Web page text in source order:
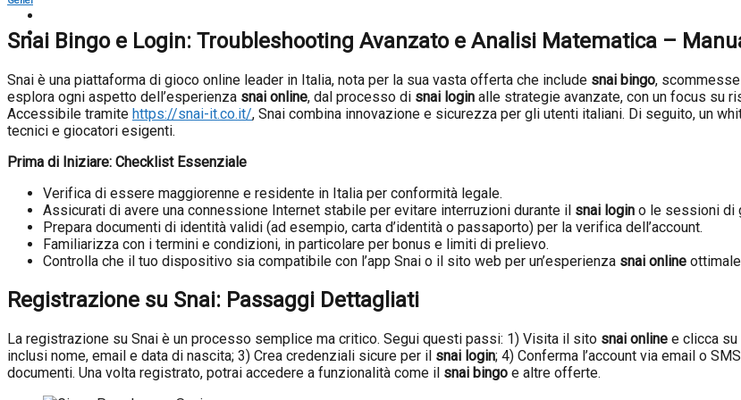
Snai Bingo e Login: Troubleshooting Avanzato e Analisi Matematica –
Snai è una piattaforma di gioco online leader in Italia, nota per la sua vasta offerta che include snai bingo,
esplora ogni aspetto dell’esperienza snai online, dal processo di snai login alle strategie avanzate, con un focus su
Accessibile tramite https://snai-it.co.it/, Snai combina innovazione e sicurezza per gli utenti italiani. Di seguito, un
tecnici e giocatori esigenti.
Prima di Iniziare: Checklist Essenziale
Verifica di essere maggiorenne e residente in Italia per conformità legale.
Assicurati di avere una connessione Internet stabile per evitare interruzioni durante il snai login o le sessioni di
Prepara documenti di identità validi (ad esempio, carta d’identità o passaporto) per la verifica dell’account.
Familiarizza con i termini e condizioni, in particolare per bonus e limiti di prelievo.
Controlla che il tuo dispositivo sia compatibile con l’app Snai o il sito web per un’esperienza snai online
Registrazione su Snai: Passaggi Dettagliati
La registrazione su Snai è un processo semplice ma critico. Segui questi passi: 1) Visita il sito snai online e clicca su
inclusi nome, email e data di nascita; 3) Crea credenziali sicure per il snai login; 4) Conferma l’account via email o
documenti. Una volta registrato, potrai accedere a funzionalità come il snai bingo e altre offerte.